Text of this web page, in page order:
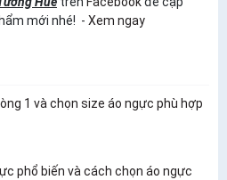
mới nhé! - Xem ngay
1 và chọn size áo ngực phù hợp
phổ biến và cách chọn áo ngực